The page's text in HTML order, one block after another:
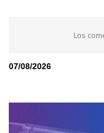
Los
07/08/2026